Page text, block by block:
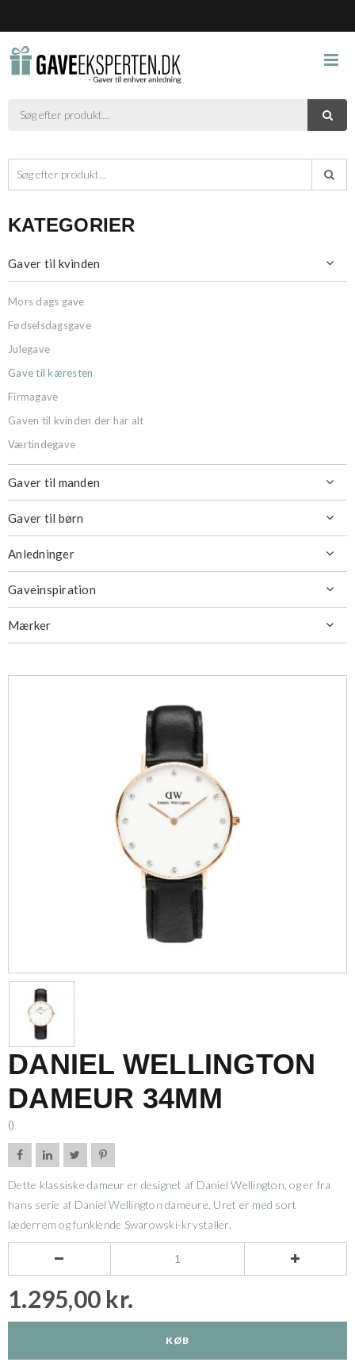



KATEGORIER
Gaver til kvinden 
Mors dags gave
Fødselsdagsgave
Julegave
Gave til kæresten
Firmagave
Gaven til kvinden der har alt
Værtindegave
Gaver til manden 
Gaver til børn 
Anledninger 
Gaveinspiration 
Mærker 
DANIEL WELLINGTON
DAMEUR 34MM
()
   
Dette klassiske dameur er designet af Daniel Wellington, og er fra
hans serie af Daniel Wellington dameure. Uret er med sort
læderrem og funklende Swarowski-krystaller.
 
1.295,00 kr.
KØB